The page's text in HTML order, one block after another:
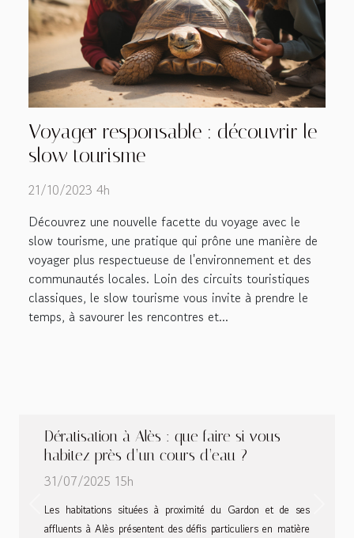
Voyager responsable : découvrir le
slow tourisme
21/10/2023 4h
Découvrez une nouvelle facette du voyage avec le
slow tourisme, une pratique qui prône une manière de
voyager plus respectueuse de l'environnement et des
communautés locales. Loin des circuits touristiques
classiques, le slow tourisme vous invite à prendre le
temps, à savourer les rencontres et...
Dératisation à Alès : que faire si vous
habitez près d’un cours d’eau ?
31/07/2025 15h
Les habitations situées à proximité du Gardon et de ses
affluents à Alès présentent des défis particuliers en matière
Previous